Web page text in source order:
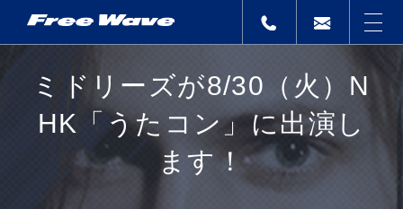
ミドリーズが8/30（火）N
HK「うたコン」に出演し
ます！